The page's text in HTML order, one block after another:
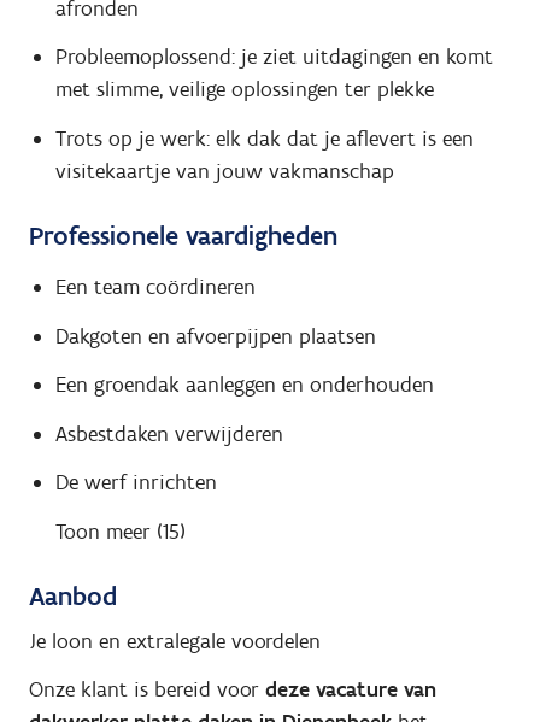
afronden
Probleemoplossend: je ziet uitdagingen en komt
met slimme, veilige oplossingen ter plekke
Trots op je werk: elk dak dat je aflevert is een
visitekaartje van jouw vakmanschap
Professionele vaardigheden
Een team coördineren
Dakgoten en afvoerpijpen plaatsen
Een groendak aanleggen en onderhouden
Asbestdaken verwijderen
De werf inrichten
Toon meer (15)
Aanbod
Je loon en extralegale voordelen
Onze klant is bereid voor deze vacature van